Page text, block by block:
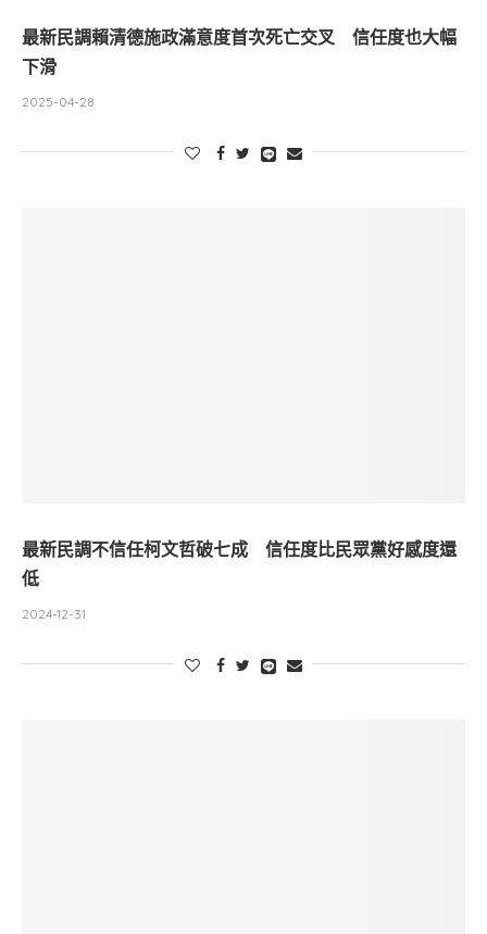
最新民調賴清德施政滿意度首次死亡交叉 信任度也大幅
下滑
2025-04-28
最新民調不信任柯文哲破七成 信任度比民眾黨好感度還
低
2024-12-31